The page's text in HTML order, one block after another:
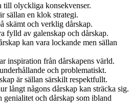
till olyckliga konsekvenser.
sällan en klok strategi.
skämt och verklig dårskap.
fylld av galenskap och dårskap.
kan vara lockande men sällan
inspiration från dårskapens värld.
och problematiskt.
är sällan särskilt respektfullt.
långt någons dårskap kan sträcka sig.
och dårskap som ibland